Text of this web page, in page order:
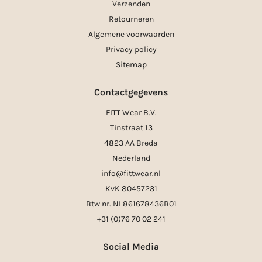
Verzenden
Retourneren
Algemene voorwaarden
Privacy policy
Sitemap
Contactgegevens
FITT Wear B.V.
Tinstraat 13
4823 AA Breda
Nederland
info@fittwear.nl
KvK 80457231
Btw nr. NL861678436B01
+31 (0)76 70 02 241
Social Media